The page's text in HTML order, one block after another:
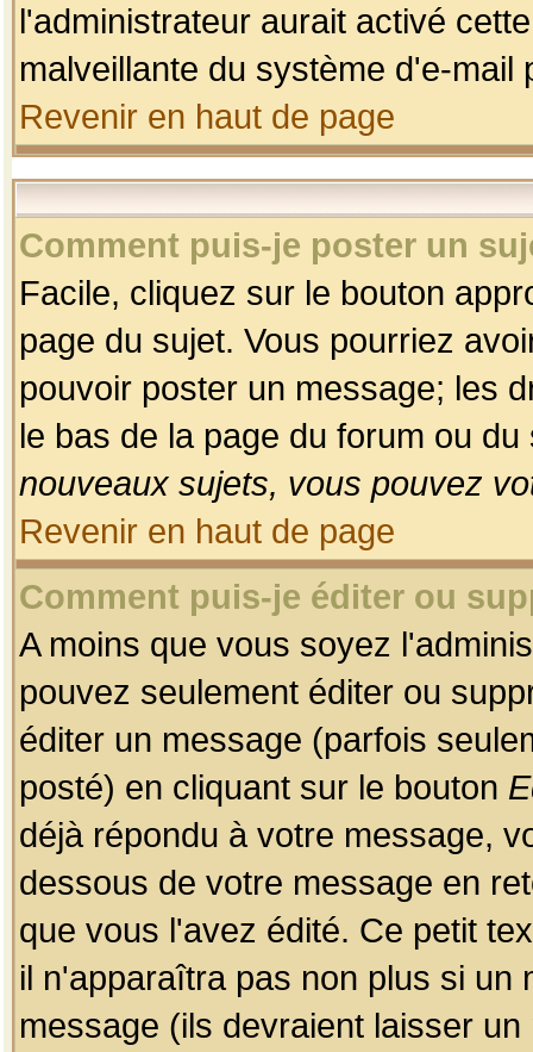
l'administrateur aurait activé
malveillante du système d'e-
Revenir en haut de page
Comment puis-je poster un
Facile, cliquez sur le bouton
page du sujet. Vous pourriez
pouvoir poster un message; les
le bas de la page du forum ou
nouveaux sujets, vous pouvez
Revenir en haut de page
Comment puis-je éditer ou
A moins que vous soyez
pouvez seulement éditer ou
éditer un message (parfois
posté) en cliquant sur le bouton
déjà répondu à votre message,
dessous de votre message en
que vous l'avez édité. Ce petit
il n'apparaîtra pas non plus si un
message (ils devraient laisser